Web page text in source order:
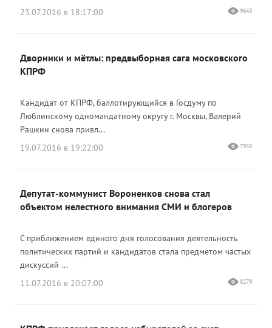
23.07.2016 в 18:17:00
9643
Дворники и мётлы: предвыборная сага московского
КПРФ
Кандидат от КПРФ, баллотирующийся в Госдуму по
Люблинскому одномандатному округу г. Москвы, Валерий
Рашкин снова привл...
19.07.2016 в 19:22:00
7950
Депутат-коммунист Вороненков снова стал
объектом нелестного внимания СМИ и блогеров
С приближением единого дня голосования деятельность
политических партий и кандидатов стала предметом частых
дискуссий ...
11.07.2016 в 20:07:00
8279